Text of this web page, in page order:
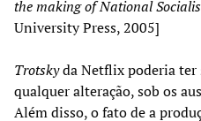
the making of National
University Press, 2005]
Trotskyda Netflix poderia ter
qualquer alteração, sob os
Além disso, o fato de a